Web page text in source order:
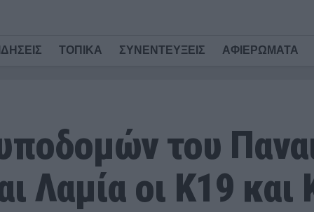
ΤΟΠΙΚΑ ΣΥΝΕΝΤΕΥΞΕΙΣ ΑΦΙΕΡΩΜΑΤΑ
του
Λαμία οι Κ19 και